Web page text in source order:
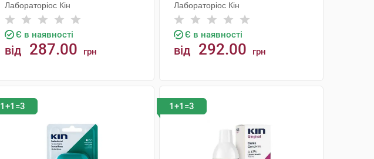
Лабораторіос Кін
Є в наявності
від 287.00 грн
Лабораторіос Кін
Є в наявності
від 292.00 грн
1+1=3 1+1=3